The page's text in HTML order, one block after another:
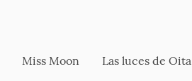
Miss Moon Las luces de Oita